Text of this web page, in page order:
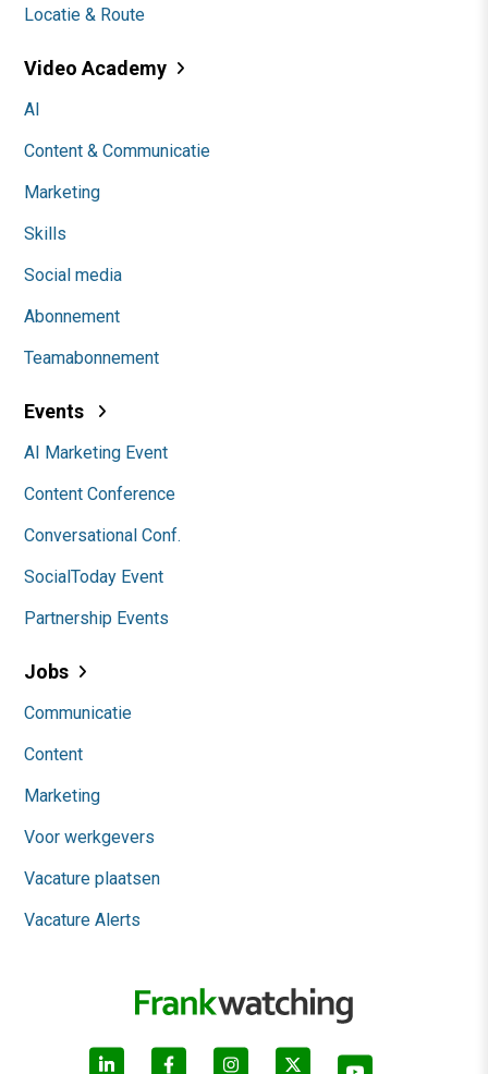
Locatie & Route
Video Academy
AI
Content & Communicatie
Marketing
Skills
Social media
Abonnement
Teamabonnement
Events
AI Marketing Event
Content Conference
Conversational Conf.
SocialToday Event
Partnership Events
Jobs
Communicatie
Content
Marketing
Voor werkgevers
Vacature plaatsen
Vacature Alerts